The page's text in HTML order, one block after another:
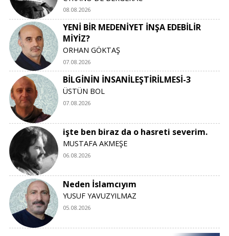
08.08.2026
YENİ BİR MEDENİYET İNŞA EDEBİLİR
MİYİZ?
ORHAN GÖKTAŞ
07.08.2026
BİLGİNİN İNSANİLEŞTİRİLMESİ-3
ÜSTÜN BOL
07.08.2026
işte ben biraz da o hasreti severim.
MUSTAFA AKMEŞE
06.08.2026
Neden İslamcıyım
YUSUF YAVUZYILMAZ
05.08.2026